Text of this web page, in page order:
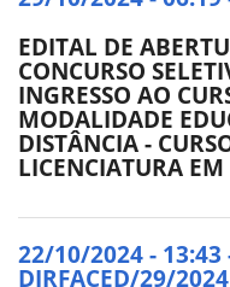
EDITAL DE
CONCURSO
INGRESSO AO
MODALIDADE
DISTÂNCIA -
LICENCIATURA
22/10/2024 - 13:43
DIRFACED/29/2024